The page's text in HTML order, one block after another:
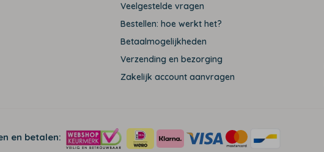
Veelgestelde vragen
Bestellen: hoe werkt het?
Betaalmogelijkheden
Verzending en bezorging
Zakelijk account aanvragen
en betalen: